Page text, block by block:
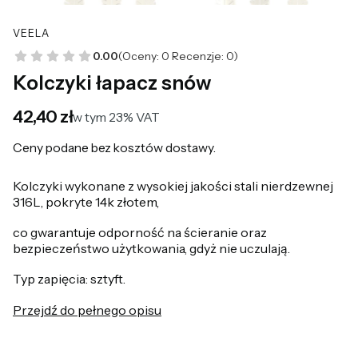
VEELA
0.00(Oceny: 0 Recenzje: 0)
Kolczyki łapacz snów
Cena
42,40 złw tym 23% VAT
w tym 23% VAT
Ceny podane bez kosztów dostawy.
Kolczyki wykonane z wysokiej jakości stali nierdzewnej
316L, pokryte 14k złotem,
co gwarantuje odporność na ścieranie oraz
bezpieczeństwo użytkowania, gdyż nie uczulają.
Typ zapięcia: sztyft.
Przejdź do pełnego opisu